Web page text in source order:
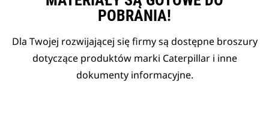
POBRANIA!
Dla Twojej rozwijającej się firmy są dostępne broszury
dotyczące produktów marki Caterpillar i inne
dokumenty informacyjne.